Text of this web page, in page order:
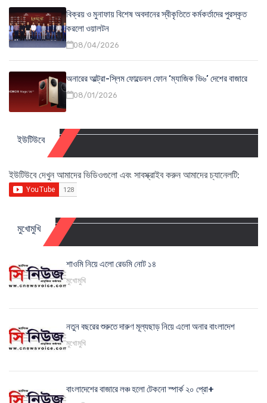
বিক্রয় ও মুনাফায় বিশেষ অবদানের স্বীকৃতিতে কর্মকর্তাদের পুরস্কৃত
করলো ওয়ালটন
08/04/2026
অনারের আল্ট্রা-স্লিম ফোল্ডেবল ফোন ‘ম্যাজিক ভি৬’ দেশের বাজারে
08/01/2026
ইউটিউবে
ইউটিউবে দেখুন আমাদের ভিডিওগুলো এবং সাবস্ক্রাইব করুন আমাদের চ্যানেলটি:
মুখোমুখি
শাওমি নিয়ে এলো রেডমি নোট ১৪
মুখোমুখি
নতুন বছরের শুরুতে দারুণ মূল্যছাড় নিয়ে এলো অনার বাংলাদেশ
মুখোমুখি
বাংলাদেশের বাজারে লঞ্চ হলো টেকনো স্পার্ক ২০ প্রো+